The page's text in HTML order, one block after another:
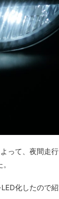
って、夜間走行
化したので紹